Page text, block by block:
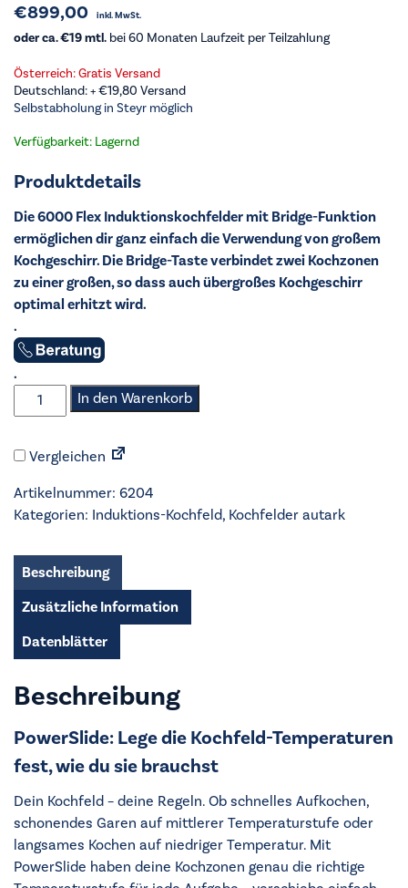
€899,00 inkl. MwSt.
oder ca. €19 mtl. bei 60 Monaten Laufzeit per Teilzahlung
Österreich: Gratis Versand
Deutschland: +€19,80 Versand
Selbstabholung in Steyr möglich
Verfügbarkeit: Lagernd
Produktdetails
Die 6000 Flex Induktionskochfelder mit Bridge-Funktion
ermöglichen dir ganz einfach die Verwendung von großem
Kochgeschirr. Die Bridge-Taste verbindet zwei Kochzonen
zu einer großen, so dass auch übergroßes Kochgeschirr
optimal erhitzt wird.
.
.
AEG
-
Kochfeld
KID6645AB
Menge
In den Warenkorb
Vergleichen
Artikelnummer: 6204
Kategorien: Induktions-Kochfeld, Kochfelder autark
Beschreibung
Zusätzliche Information
Datenblätter
Beschreibung
PowerSlide: Lege die Kochfeld-Temperaturen
fest, wie du sie brauchst
Dein Kochfeld – deine Regeln. Ob schnelles Aufkochen,
schonendes Garen auf mittlerer Temperaturstufe oder
langsames Kochen auf niedriger Temperatur. Mit
PowerSlide haben deine Kochzonen genau die richtige